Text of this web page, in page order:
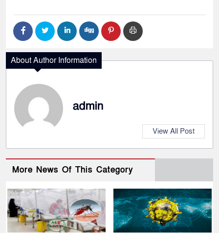
About Author Information
admin
View All Post
More News Of This Category